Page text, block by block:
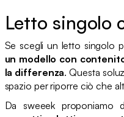
Letto singolo
Se scegli un letto singolo
un modello con
la differenza. Questa
spazio per riporre ciò che
Da sweeek proponiamo